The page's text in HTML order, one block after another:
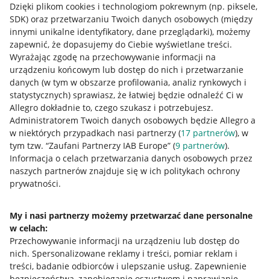
Dzięki plikom cookies i technologiom pokrewnym (np. piksele,
SDK) oraz przetwarzaniu Twoich danych osobowych (między
innymi unikalne identyfikatory, dane przeglądarki), możemy
zapewnić, że dopasujemy do Ciebie wyświetlane treści.
Wyrażając zgodę na przechowywanie informacji na
urządzeniu końcowym lub dostęp do nich i przetwarzanie
danych (w tym w obszarze profilowania, analiz rynkowych i
statystycznych) sprawiasz, że łatwiej będzie odnaleźć Ci w
Allegro dokładnie to, czego szukasz i potrzebujesz.
Administratorem Twoich danych osobowych będzie Allegro a
w niektórych przypadkach nasi partnerzy (17 partnerów), w
tym tzw. “Zaufani Partnerzy IAB Europe” (9 partnerów).
Informacja o celach przetwarzania danych osobowych przez
naszych partnerów znajduje się w ich politykach ochrony
prywatności.
My i nasi partnerzy możemy przetwarzać dane personalne
w celach:
Przechowywanie informacji na urządzeniu lub dostęp do
nich. Spersonalizowane reklamy i treści, pomiar reklam i
treści, badanie odbiorców i ulepszanie usług. Zapewnienie
Nawigacja
Przydatne informacje
Jak to działa
Allegro Gadane dla sprzedających
Allegro Gadane dla kupujących
Mapa miejscowości